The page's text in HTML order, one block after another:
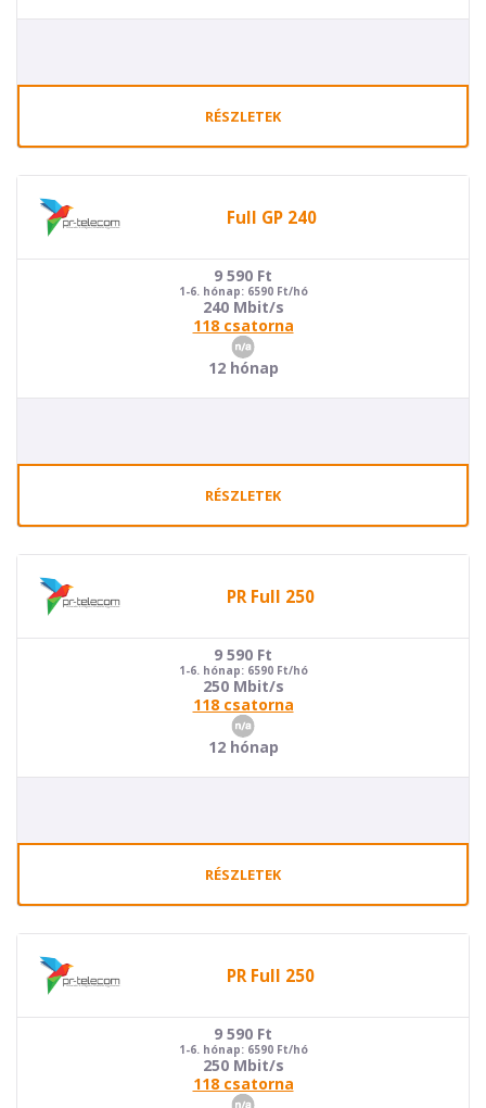
RÉSZLETEK
Full GP 240
9 590 Ft
1-6. hónap: 6590 Ft/hó
240 Mbit/s
118 csatorna
12 hónap
RÉSZLETEK
PR Full 250
9 590 Ft
1-6. hónap: 6590 Ft/hó
250 Mbit/s
118 csatorna
12 hónap
RÉSZLETEK
PR Full 250
9 590 Ft
1-6. hónap: 6590 Ft/hó
250 Mbit/s
118 csatorna